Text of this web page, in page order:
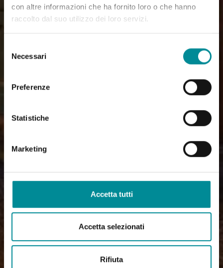
con altre informazioni che ha fornito loro o che hanno
raccolto dal suo utilizzo dei loro servizi.
delNecessari
Preferenze
Statistiche
Marketing
Accetta tutti
Accetta selezionati
Rifiuta